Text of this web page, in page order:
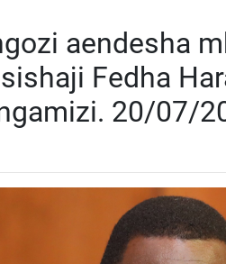
aendesha
Fedha
20/07/